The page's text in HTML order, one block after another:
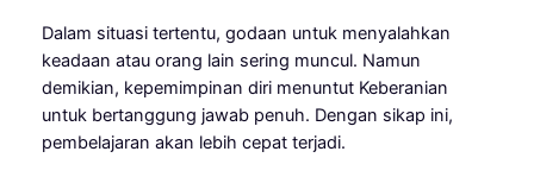
Dalam situasi tertentu, godaan untuk menyalahkan
keadaan atau orang lain sering muncul. Namun
demikian, kepemimpinan diri menuntut Keberanian
untuk bertanggung jawab penuh. Dengan sikap ini,
pembelajaran akan lebih cepat terjadi.